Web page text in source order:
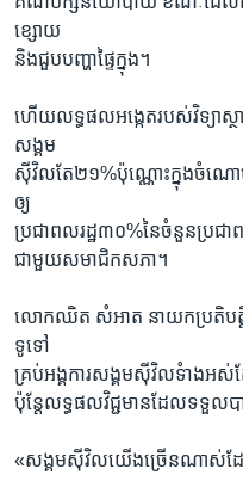
ខ្សោយ
និងជួបបញ្ហាផ្ទៃក្នុង។
ហើយលទ្ធផលអង្កេតរបស់វិទ្យាស្ថ
សង្គម
ស៊ីវិលតែ២១%ប៉ុណ្ណោះក្នុងចំណ
ឲ្យ
ប្រជាពលរដ្ឋ៣០%នៃចំនួនប្រជ
ជាមួយសមាជិកសភា។
លោកឈិត សំអាត នាយកប្រតិបត្តិ
ទូទៅ
គ្រប់អង្គការសង្គមស៊ីវិលទំាងអ
ប៉ុន្តែលទ្ធផលវិជ្ជមានដែលទទួល
«សង្គមស៊ីវិលយើងច្រើនណាស់ដ